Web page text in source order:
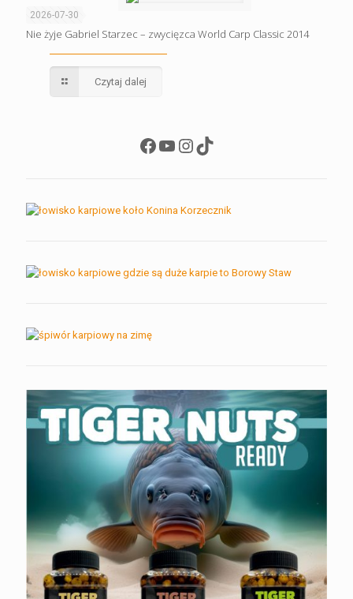
2026-07-30
Nie żyje Gabriel Starzec – zwycięzca World Carp Classic 2014
Czytaj dalej
Facebook
YouTube
Instagram
TikTok